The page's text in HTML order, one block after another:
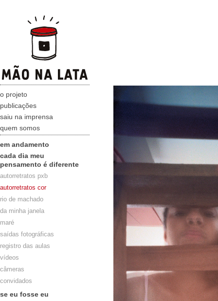
o projeto
publicações
saiu na imprensa
quem somos
em andamento
cada dia meu
pensamento é diferente
autorretratos pxb
autorretratos cor
rio de machado
da minha janela
maré
saídas fotográficas
registro das aulas
vídeos
câmeras
convidados
se eu fosse eu